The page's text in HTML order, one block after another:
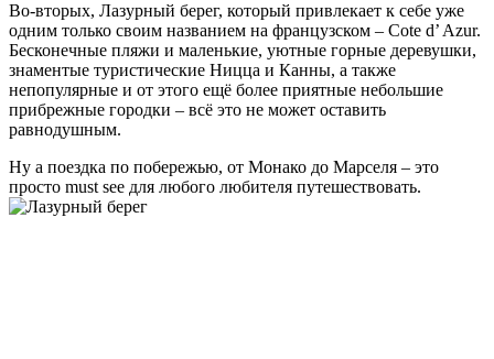
Во-вторых, Лазурный берег, который привлекает к себе уже
одним только своим названием на французском – Cote d’ Azur.
Бесконечные пляжи и маленькие, уютные горные деревушки,
знаментые туристические Ницца и Канны, а также
непопулярные и от этого ещё более приятные небольшие
прибрежные городки – всё это не может оставить
равнодушным.
Ну а поездка по побережью, от Монако до Марселя – это
просто must see для любого любителя путешествовать.